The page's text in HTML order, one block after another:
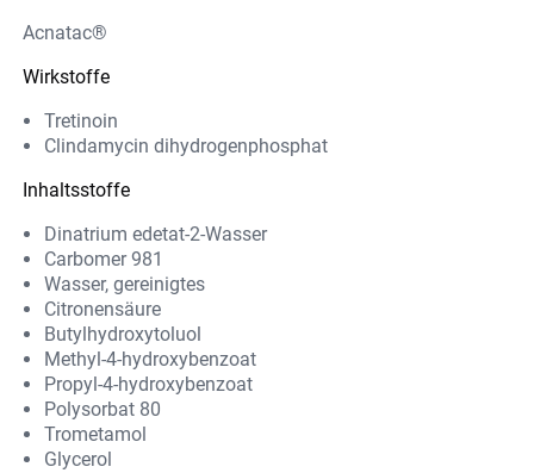
Acnatac®
Wirkstoffe
Tretinoin
Clindamycin dihydrogenphosphat
Inhaltsstoffe
Dinatrium edetat-2-Wasser
Carbomer 981
Wasser, gereinigtes
Citronensäure
Butylhydroxytoluol
Methyl-4-hydroxybenzoat
Propyl-4-hydroxybenzoat
Polysorbat 80
Trometamol
Glycerol